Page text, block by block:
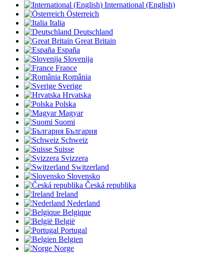
International (English)
Österreich
Italia
Deutschland
Great Britain
España
Slovenija
France
România
Sverige
Hrvatska
Polska
Magyar
Suomi
България
Schweiz
Suisse
Svizzera
Switzerland
Slovensko
Česká republika
Ireland
Nederland
Belgique
België
Portugal
Belgien
Norge